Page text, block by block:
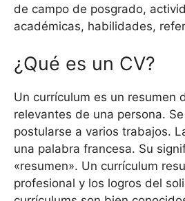
de campo de posgrado,
académicas, habilidades,
¿Qué es un CV?
Un currículum es un resumen
relevantes de una persona.
postularse a varios trabajos.
una palabra francesa. Su
«resumen». Un currículum
profesional y los logros del